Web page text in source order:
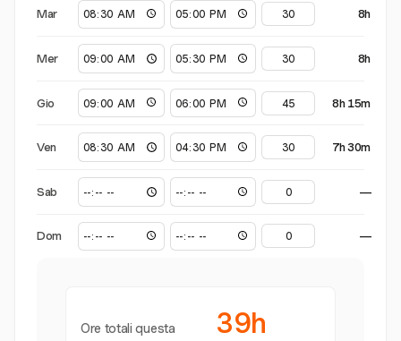
Mar 8h
Mer 8h
Gio 8h 15m
Ven 7h 30m
Sab —
Dom —
Ore totali questa
39h